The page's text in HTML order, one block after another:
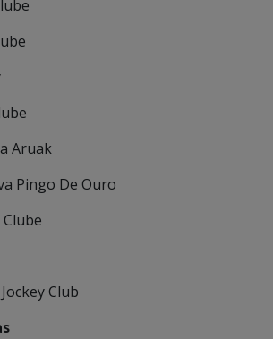
Aruak
Pingo De Ouro
Club